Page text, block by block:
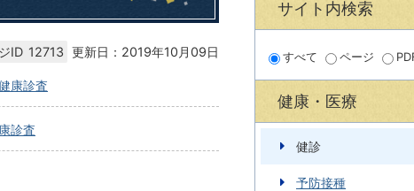
ID 12713 更新日：2019年10月09日
康診査
診査
サイト内検索
すべて ページ
健康・医療
健診
予防接種